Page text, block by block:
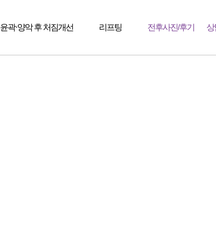
윤곽·양악 후 처짐개선 리프팅 전후사진/후기 상